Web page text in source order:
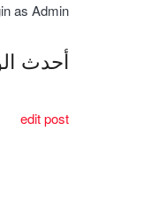
as Admin.
أحدث
edit post